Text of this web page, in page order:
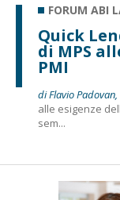
FORUM ABI
Quick
di MPS
PMI
di Flavio
alle esigenze
sem...